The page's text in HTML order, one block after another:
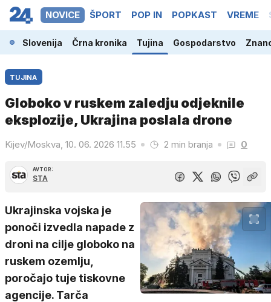
NOVICE ŠPORT POP IN POPKAST VREME
Slovenija Črna kronika Tujina Gospodarstvo
TUJINA
Globoko v ruskem zaledju odjeknile
eksplozije, Ukrajina poslala drone
Kijev/Moskva, 10. 06. 2026 11.55 2 min branja 0
AVTOR:
STA
Ukrajinska vojska je
ponoči izvedla napade z
droni na cilje globoko na
ruskem ozemlju,
poročajo tuje tiskovne
agencije. Tarča